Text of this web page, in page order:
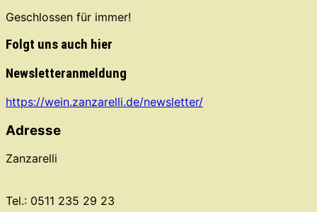
Geschlossen für immer!
Folgt uns auch hier
Newsletteranmeldung
https://wein.zanzarelli.de/newsletter/
Adresse
Zanzarelli
Tel.: 0511 235 29 23